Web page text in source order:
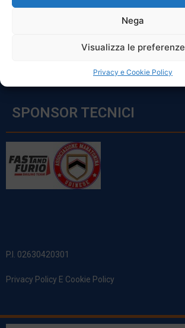
Nega
Visualizza le preferenze
Privacy e Cookie Policy
Sabato: 8:00 – 12:00
SPONSOR TECNICI
P.I. 02630420301
Privacy Policy E Cookie Policy